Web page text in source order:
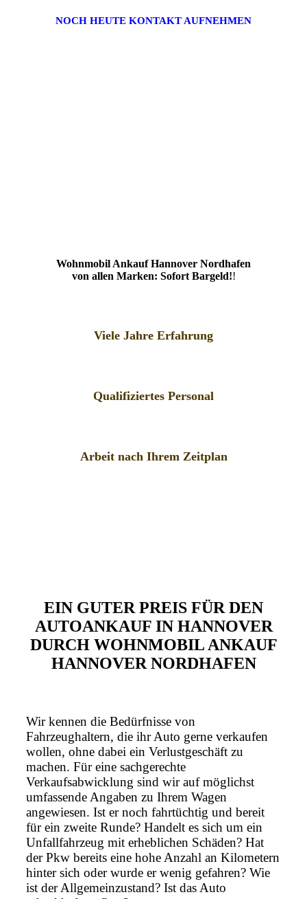
NOCH HEUTE KONTAKT AUFNEHMEN
Wohnmobil Ankauf Hannover Nordhafen
von allen Marken: Sofort Bargeld!!
Viele Jahre Erfahrung
Qualifiziertes Personal
Arbeit nach Ihrem Zeitplan
EIN GUTER PREIS FÜR DEN
AUTOANKAUF IN HANNOVER
DURCH WOHNMOBIL ANKAUF
HANNOVER NORDHAFEN
Wir kennen die Bedürfnisse von
Fahrzeughaltern, die ihr Auto gerne verkaufen
wollen, ohne dabei ein Verlustgeschäft zu
machen. Für eine sachgerechte
Verkaufsabwicklung sind wir auf möglichst
umfassende Angaben zu Ihrem Wagen
angewiesen. Ist er noch fahrtüchtig und bereit
für ein zweite Runde? Handelt es sich um ein
Unfallfahrzeug mit erheblichen Schäden? Hat
der Pkw bereits eine hohe Anzahl an Kilometern
hinter sich oder wurde er wenig gefahren? Wie
ist der Allgemeinzustand? Ist das Auto